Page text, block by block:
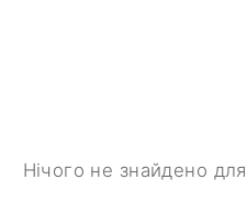
Нічого не знайдено